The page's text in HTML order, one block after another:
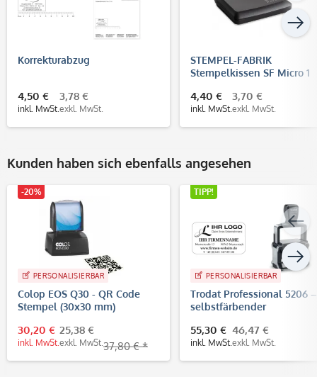
Korrekturabzug
4,50 €
inkl. MwSt.
3,78 €
exkl. MwSt.
STEMPEL-FABRIK
Stempelkissen SF Micro 1
4,40 €
inkl. MwSt.
3,70 €
exkl. MwSt.
Kunden haben sich ebenfalls angesehen
-20%
PERSONALISIERBAR
Colop EOS Q30 - QR Code
Stempel (30x30 mm)
30,20 €
inkl. MwSt.
25,38 €
exkl. MwSt. 37,80 € *
TIPP!
PERSONALISIERBAR
Trodat Professional 5206 –
selbstfärbender
mm, 7 Zeilen
55,30 €
inkl. MwSt.
46,47 €
exkl. MwSt.